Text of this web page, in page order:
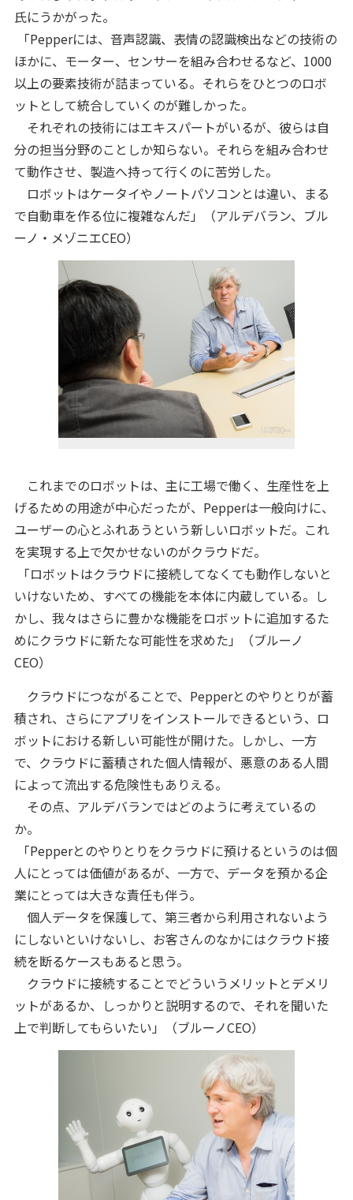
氏にうかがった。
「Pepperには、音声認識、表情の認識検出などの技術の
ほかに、モーター、センサーを組み合わせるなど、1000
以上の要素技術が詰まっている。それらをひとつのロボ
ットとして統合していくのが難しかった。
それぞれの技術にはエキスパートがいるが、彼らは自
分の担当分野のことしか知らない。それらを組み合わせ
て動作させ、製造へ持って行くのに苦労した。
ロボットはケータイやノートパソコンとは違い、まる
で自動車を作る位に複雑なんだ」（アルデバラン、ブル
ーノ・メゾニエCEO）
これまでのロボットは、主に工場で働く、生産性を上
げるための用途が中心だったが、Pepperは一般向けに、
ユーザーの心とふれあうという新しいロボットだ。これ
を実現する上で欠かせないのがクラウドだ。
「ロボットはクラウドに接続してなくても動作しないと
いけないため、すべての機能を本体に内蔵している。し
かし、我々はさらに豊かな機能をロボットに追加するた
めにクラウドに新たな可能性を求めた」（ブルーノ
CEO）
クラウドにつながることで、Pepperとのやりとりが蓄
積され、さらにアプリをインストールできるという、ロ
ボットにおける新しい可能性が開けた。しかし、一方
で、クラウドに蓄積された個人情報が、悪意のある人間
によって流出する危険性もありえる。
その点、アルデバランではどのように考えているの
か。
「Pepperとのやりとりをクラウドに預けるというのは個
人にとっては価値があるが、一方で、データを預かる企
業にとっては大きな責任も伴う。
個人データを保護して、第三者から利用されないよう
にしないといけないし、お客さんのなかにはクラウド接
続を断るケースもあると思う。
クラウドに接続することでどういうメリットとデメリ
ットがあるか、しっかりと説明するので、それを聞いた
上で判断してもらいたい」（ブルーノCEO）